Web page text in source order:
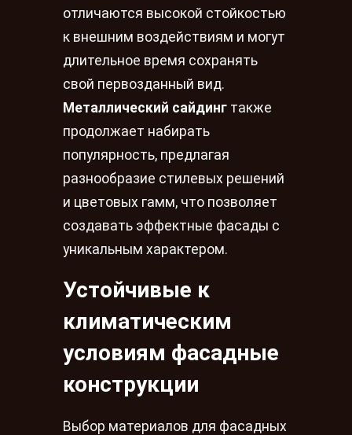
отличаются высокой стойкостью
к внешним воздействиям и могут
длительное время сохранять
свой первозданный вид.
Металлический сайдинг также
продолжает набирать
популярность, предлагая
разнообразие стилевых решений
и цветовых гамм, что позволяет
создавать эффектные фасады с
уникальным характером.
Устойчивые к
климатическим
условиям фасадные
конструкции
Выбор материалов для фасадных